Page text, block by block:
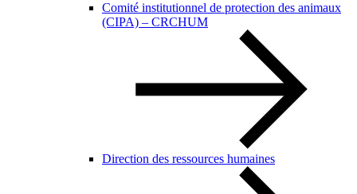
Comité institutionnel de protection des animaux
(CIPA) – CRCHUM
Direction des ressources humaines